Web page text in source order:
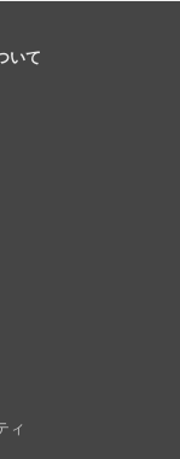
いて
ィ